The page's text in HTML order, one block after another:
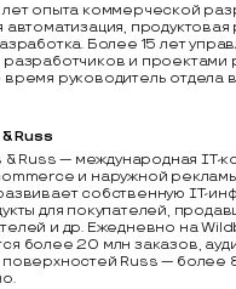
опыта коммерческой
автоматизация, продуктовая
Более 15 лет
и проектами
руководитель отдела
Russ
Russ — международная IT-
и наружной
собственную IT-
для покупателей,
и др. Ежедневно на
более 20 млн заказов,
Russ — более